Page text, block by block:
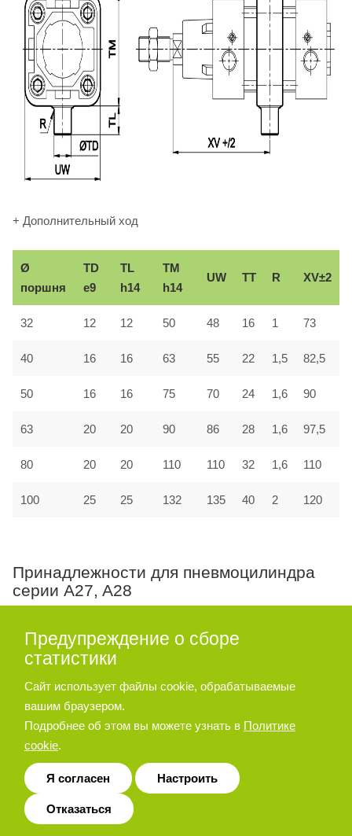
+ Дополнительный ход
Ø
поршня
TD
e9
TL
h14
TM
h14
UW TT R XV±2
32 12 12 50 48 16 1 73
40 16 16 63 55 22 1,5 82,5
50 16 16 75 70 24 1,6 90
63 20 20 90 86 28 1,6 97,5
80 20 20 110 110 32 1,6 110
100 25 25 132 135 40 2 120
Принадлежности для пневмоцилиндра
серии A27, A28
Опора угловая
Предупреждение о сборе
статистики
Сайт использует файлы cookie, обрабатываемые
вашим браузером.
Подробнее об этом вы можете узнать в Политике
cookie.
Я согласен Настроить
Отказаться